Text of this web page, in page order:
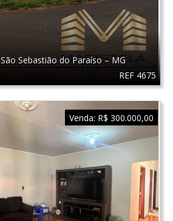
REF 4675
São Sebastião do Paraíso – MG
Venda: R$ 300.000,00